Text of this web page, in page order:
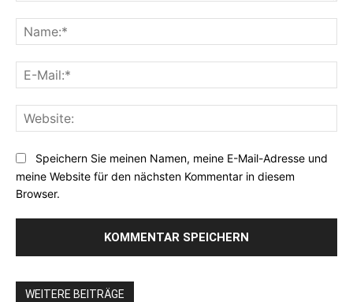
Speichern Sie meinen Namen, meine E-Mail-Adresse und
meine Website für den nächsten Kommentar in diesem
Browser.
WEITERE BEITRÄGE